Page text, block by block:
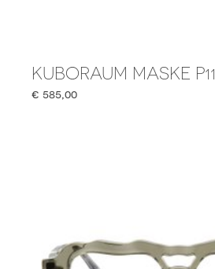
KUBORAUM MASKE P11
€ 585,00